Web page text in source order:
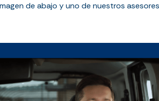
de abajo y uno de nuestros